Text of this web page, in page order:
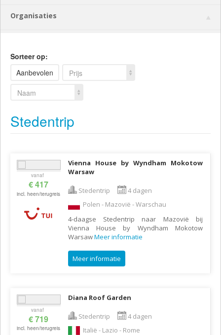
Organisaties
Sorteer op:
Aanbevolen
Prijs
Naam
Stedentrip
vanaf
€ 417
incl. heen/terugreis
Vienna House by Wyndham Mokotow
Warsaw
Stedentrip
4 dagen
Polen - Mazovië - Warschau
4-daagse Stedentrip naar Mazovië bij
Vienna House by Wyndham Mokotow
WarsawMeer informatie
Meer informatie
vanaf
€ 719
incl. heen/terugreis
Diana Roof Garden
Stedentrip
4 dagen
Italië - Lazio - Rome